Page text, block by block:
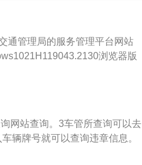
通管理局的服务管理平台网站
浏览器版
选择、违法记录确认和接受处
在12123查询，查询方法如下：
SEA-AL10，版本号：10.0.0.1
录则需要先注册一个账号，已
更多，违法处理的选项并且点
己的车辆就要输入发动机号。
网站查询。3车管所查询可以去
辆牌号就可以查询违章信息。